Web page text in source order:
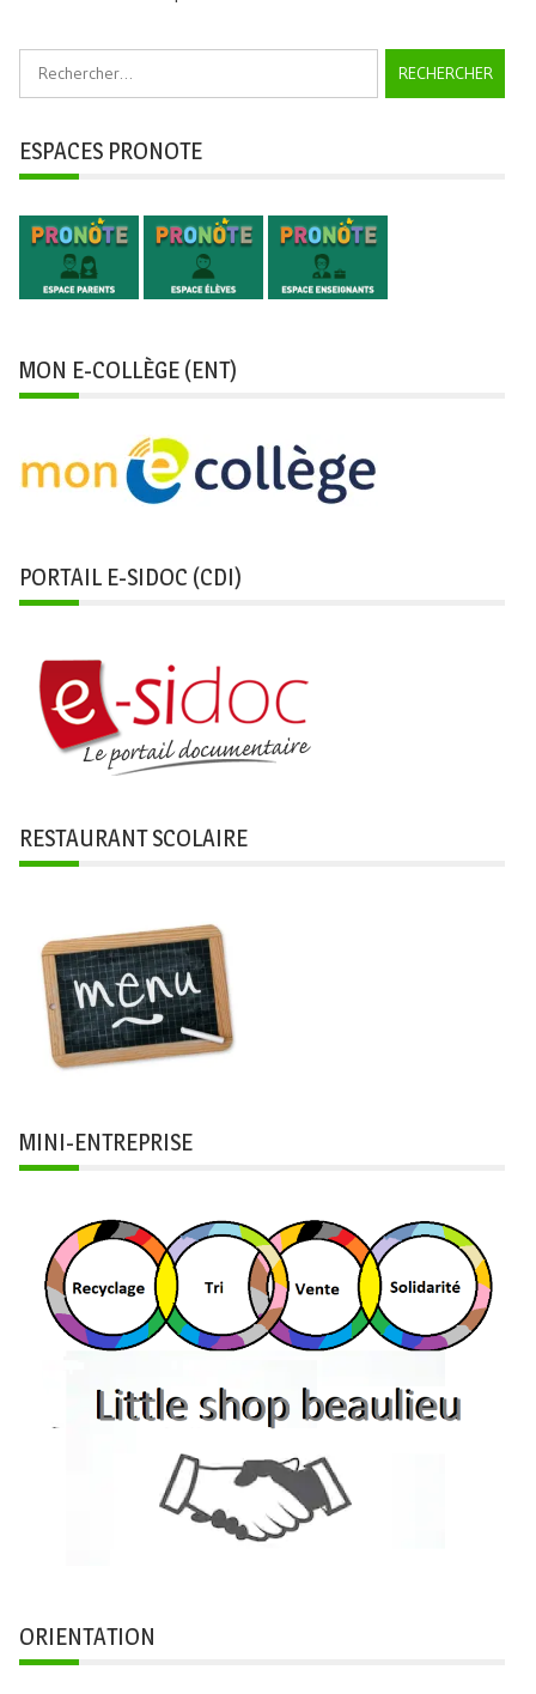
Rechercher :
ESPACES PRONOTE
MON E-COLLÈGE (ENT)
PORTAIL E-SIDOC (CDI)
RESTAURANT SCOLAIRE
MINI-ENTREPRISE
ORIENTATION